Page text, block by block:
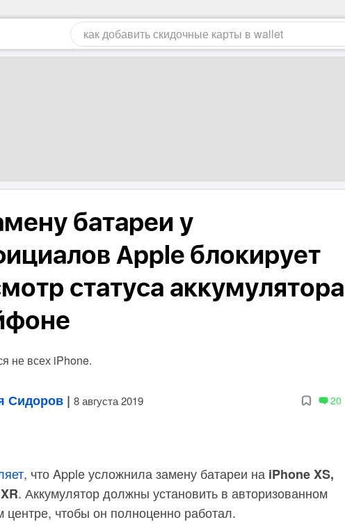
батареи у
Apple блокирует
статуса аккумулятора
не всех iPhone.
Сидоров | 8 августа 2019 20
, что Apple усложнила замену батареи на iPhone XS,
. Аккумулятор должны установить в авторизованном
центре, чтобы он полноценно работал.